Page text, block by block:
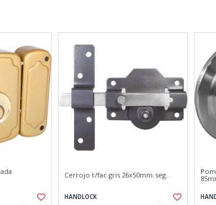
Cerrojo t/fac gris 26x50mm.seg.
HANDLOCK